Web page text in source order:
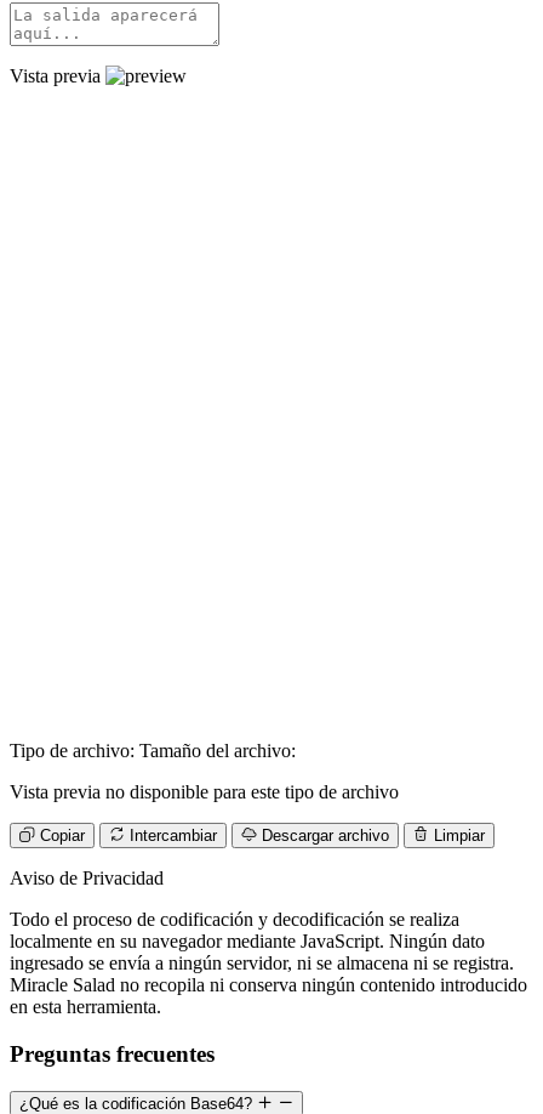
Vista previa
Tipo de archivo: Tamaño del archivo:
Vista previa no disponible para este tipo de archivo
Copiar Intercambiar Descargar archivo Limpiar
Aviso de Privacidad
Todo el proceso de codificación y decodificación se realiza
localmente en su navegador mediante JavaScript. Ningún dato
ingresado se envía a ningún servidor, ni se almacena ni se registra.
Miracle Salad no recopila ni conserva ningún contenido introducido
en esta herramienta.
Preguntas frecuentes
¿Qué es la codificación Base64?